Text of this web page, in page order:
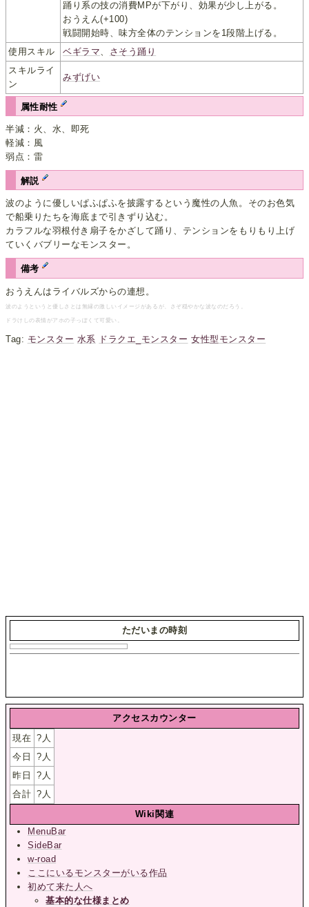
踊り系の技の消費MPが下がり、効果が少し上がる。
おうえん(+100)
戦闘開始時、味方全体のテンションを1段階上げる。
使用スキル
ベギラマ、 さそう踊り
スキルライ
ン
みずげい
属性耐性
半減：火、水、即死
軽減：風
弱点：雷
解説
波のように優しいぱふぱふを披露するという魔性の人魚。そのお色気
で船乗りたちを海底まで引きずり込む。
カラフルな羽根付き扇子をかざして踊り、テンションをもりもり上げ
ていくバブリーなモンスター。
備考
おうえんはライバルズからの連想。
波のようというと優しさとは無縁の激しいイメージがあるが、さぞ穏やかな波なのだろう。
ドラけしの表情がアホの子っぽくて可愛い。
Tag: モンスター 水系 ドラクエ_モンスター 女性型モンスター
ただいまの時刻
アクセスカウンター
現在 ? 人
今日
? 人
昨日
? 人
合計 ? 人
Wiki関連
MenuBar
SideBar
w-road
ここにいるモンスターがいる作品
初めて来た人へ
基本的な仕様まとめ